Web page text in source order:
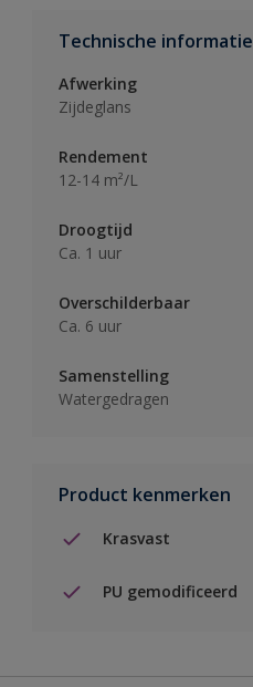
Technische informatie
Afwerking
Zijdeglans
Rendement
12-14 m²/L
Droogtijd
Ca. 1 uur
Overschilderbaar
Ca. 6 uur
Samenstelling
Watergedragen
Product kenmerken
Krasvast
PU gemodificeerd